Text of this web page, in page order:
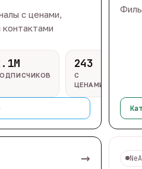
с ценами,
243
С
ЦЕНАМИ
→